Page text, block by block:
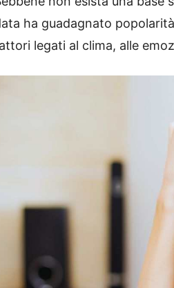
ha guadagnato
legati al clima, alle